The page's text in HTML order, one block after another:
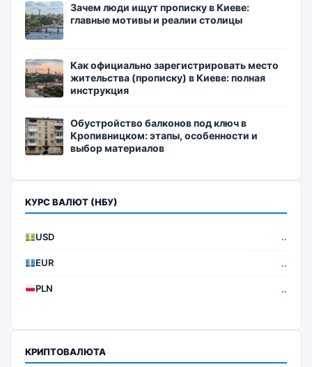
Зачем люди ищут прописку в Киеве:
главные мотивы и реалии столицы
Как официально зарегистрировать место
жительства (прописку) в Киеве: полная
инструкция
Обустройство балконов под ключ в
Кропивницком: этапы, особенности и
выбор материалов
КУРС ВАЛЮТ (НБУ)
USD ..
EUR ..
PLN ..
КРИПТОВАЛЮТА